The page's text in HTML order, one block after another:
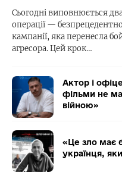
Сьогодні виповнюється
операції —
кампанії, яка перенесла
агресора. Цей крок…
Актор і
фільми не
війною»
«Це зло має
українця,